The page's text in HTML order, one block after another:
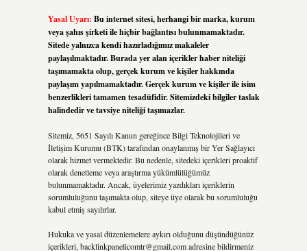
Yasal Uyarı: Bu internet sitesi, herhangi bir marka, kurum
veya şahıs şirketi ile hiçbir bağlantısı bulunmamaktadır.
Sitede yalnızca kendi hazırladığımız makaleler
paylaşılmaktadır. Burada yer alan içerikler haber niteliği
taşımamakta olup, gerçek kurum ve kişiler hakkında
paylaşım yapılmamaktadır. Gerçek kurum ve kişiler ile isim
benzerlikleri tamamen tesadüfidir. Sitemizdeki bilgiler taslak
halindedir ve tavsiye niteliği taşımazlar.
Sitemiz, 5651 Sayılı Kanun gereğince Bilgi Teknolojileri ve
İletişim Kurumu (BTK) tarafından onaylanmış bir Yer Sağlayıcı
olarak hizmet vermektedir. Bu nedenle, sitedeki içerikleri proaktif
olarak denetleme veya araştırma yükümlülüğümüz
bulunmamaktadır. Ancak, üyelerimiz yazdıkları içeriklerin
sorumluluğunu taşımakta olup, siteye üye olarak bu sorumluluğu
kabul etmiş sayılırlar.
Hukuka ve yasal düzenlemelere aykırı olduğunu düşündüğünüz
içerikleri, backlinkpanelicomtr@gmail.comadresine bildirmeniz